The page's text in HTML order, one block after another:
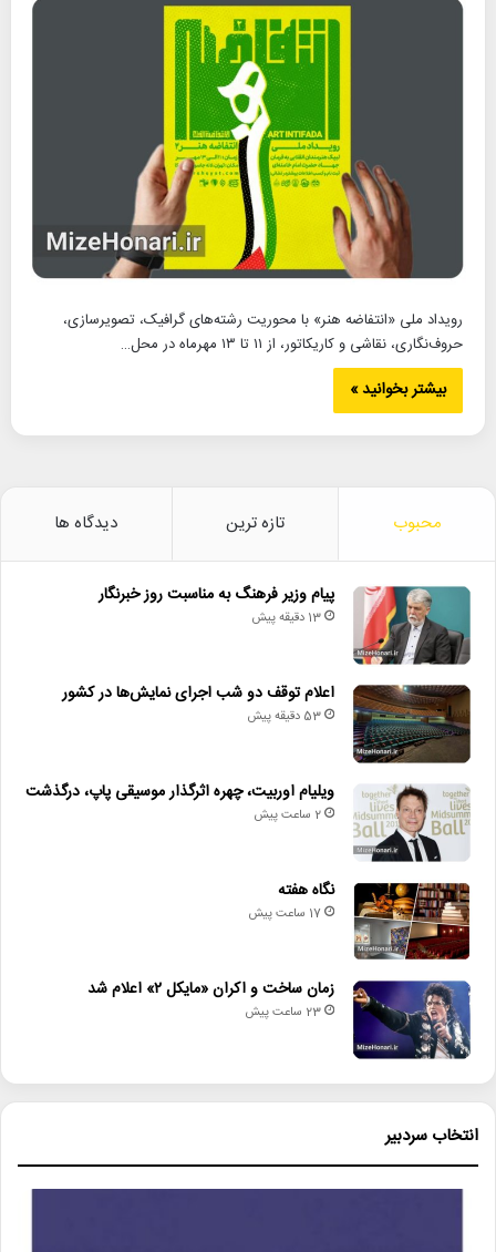
رویداد ملی «انتفاضه هنر» با محوریت رشته‌های گرافیک، تصویرسازی،
حروف‌نگاری، نقاشی و کاریکاتور، از ۱۱ تا ۱۳ مهرماه در محل…
بیشتر بخوانید »
محبوب تازه ترین دیدگاه ها
پیام وزیر فرهنگ به مناسبت روز خبرنگار
13 دقیقه پیش
اعلام توقف دو شب اجرای نمایش‌ها در کشور
53 دقیقه پیش
ویلیام اوربیت، چهره اثرگذار موسیقی پاپ، درگذشت
2 ساعت پیش
نگاه هفته
17 ساعت پیش
زمان ساخت و اکران «مایکل ۲» اعلام شد
23 ساعت پیش
انتخاب سردبیر